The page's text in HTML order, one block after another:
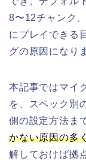
8〜12チャンク
にプレイできる
グの原因になり
本記事ではマイ
を、スペック別
側の設定方法ま
かない原因の多
解しておけば拠